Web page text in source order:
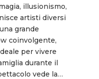
illusionismo,
artisti diversi
grande
coinvolgente,
per vivere
durante il
vede la…